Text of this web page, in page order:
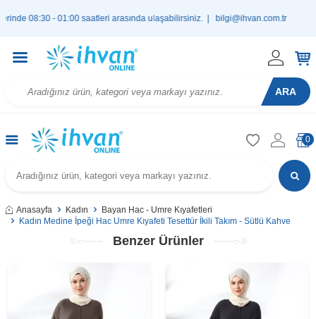
- 01:00 saatleri arasında ulaşabilirsiniz. |bilgi@ihvan.com.tr
ARA
0
Anasayfa Kadın
Bayan Hac - Umre Kıyafetleri
Kadın Medine İpeği Hac Umre Kıyafeti Tesettür İkili Takım - Sütlü Kahve
Benzer Ürünler